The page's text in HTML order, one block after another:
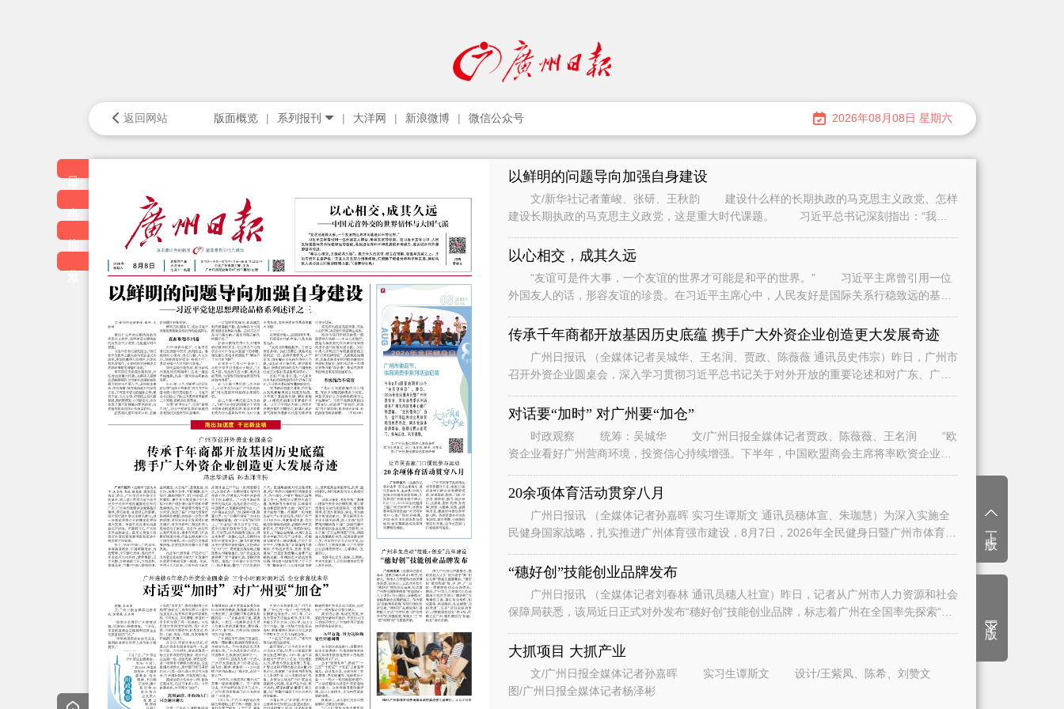
返回网站 版面概览 系列报刊 大洋网 新浪微博 微信公众号 2026年08月08日 星期六
以鲜明的问题导向加强自身建设
文/新华社记者董峻、张研、王秋韵 建设什么样的长期执政的马克思主义政党、怎样
建设长期执政的马克思主义政党，这是重大时代课题。 习近平总书记深刻指出：“我们
以心相交，成其久远
“友谊可是件大事，一个友谊的世界才可能是和平的世界。” 习近平主席曾引用一位
外国友人的话，形容友谊的珍贵。在习近平主席心中，人民友好是国际关系行稳致远的基
传承千年商都开放基因历史底蕴 携手广大外资企业创造更大发展奇迹
广州日报讯 （全媒体记者吴城华、王名润、贾政、陈薇薇 通讯员史伟宗）昨日，广州市
召开外资企业圆桌会，深入学习贯彻习近平总书记关于对外开放的重要论述和对广东、广州
对话要“加时” 对广州要“加仓”
时政观察 统筹：吴城华 文/广州日报全媒体记者贾政、陈薇薇、王名润 “欧
资企业看好广州营商环境，投资信心持续增强。下半年，中国欧盟商会主席将率欧资企业代
20余项体育活动贯穿八月
广州日报讯 （全媒体记者孙嘉晖 实习生谭斯文 通讯员穗体宣、朱珈慧）为深入实施全
民健身国家战略，扎实推进广州体育强市建设，8月7日，2026年全民健身日暨广州市体育
“穗好创”技能创业品牌发布
广州日报讯 （全媒体记者刘春林 通讯员穗人社宣）昨日，记者从广州市人力资源和社会
保障局获悉，该局近日正式对外发布“穗好创”技能创业品牌，标志着广州在全国率先探索“技
大抓项目 大抓产业
文/广州日报全媒体记者孙嘉晖 实习生谭斯文 设计/王紫凤、陈希、刘赞文
图/广州日报全媒体记者杨泽彬